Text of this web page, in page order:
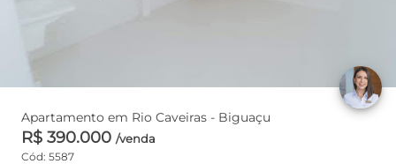
Apartamento em Rio Caveiras - Biguaçu
R$ 390.000 /venda
Cód: 5587